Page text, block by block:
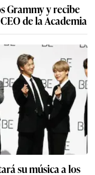
Grammy y recibe
de la Academia
su música a los